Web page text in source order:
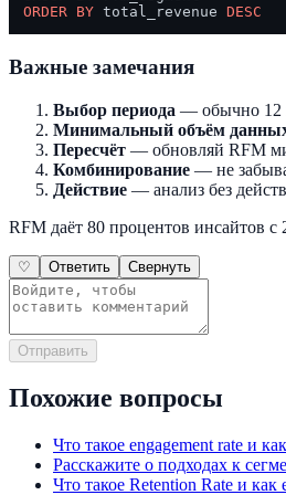
ORDER BY total_revenue DESC
Важные замечания
Выбор периода — обычно 12
Минимальный объём
Пересчёт — обновляй RFM
Комбинирование — не
Действие — анализ без
RFM даёт 80 процентов инсайтов
♡ Ответить Свернуть
Отправить
Похожие вопросы
Что такое engagement rate и
Расскажите о подходах к
Что такое Retention Rate и как